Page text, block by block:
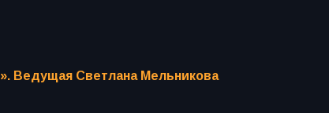
Ведущая Светлана Мельникова